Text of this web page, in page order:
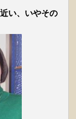
い、いやその